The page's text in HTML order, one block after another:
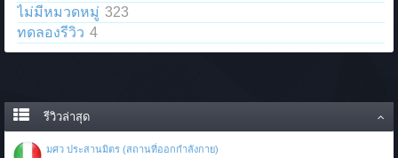
ไม่มีหมวดหมู่ 323
ทดลองรีวิว 4
รีวิวล่าสุด
มศว ประสานมิตร (สถานที่ออกกำลังกาย)